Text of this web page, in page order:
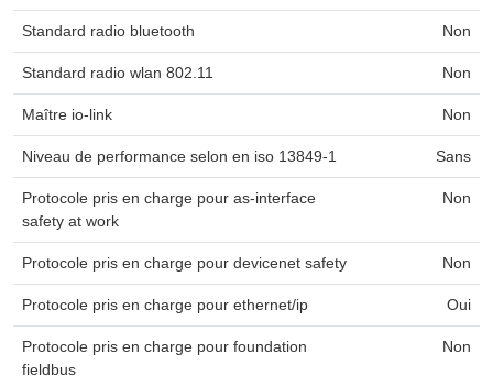
Standard radio bluetooth Non
Standard radio wlan 802.11 Non
Maître io-link Non
Niveau de performance selon en iso 13849-1 Sans
Protocole pris en charge pour as-interface
safety at work
Non
Protocole pris en charge pour devicenet safety Non
Protocole pris en charge pour ethernet/ip Oui
Protocole pris en charge pour foundation
fieldbus
Non